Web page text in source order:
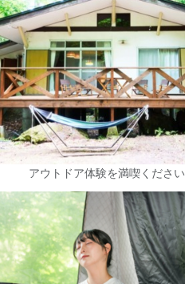
アウトドア体験を満喫ください